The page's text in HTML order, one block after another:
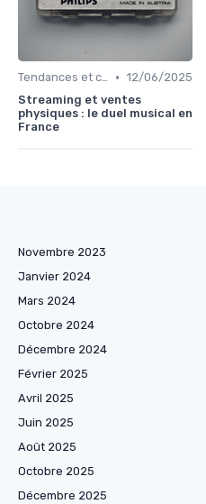
Tendances et chiffres du marché • 12/06/2025
Streaming et ventes
physiques : le duel musical en
France
Novembre 2023
Janvier 2024
Mars 2024
Octobre 2024
Décembre 2024
Février 2025
Avril 2025
Juin 2025
Août 2025
Octobre 2025
Décembre 2025